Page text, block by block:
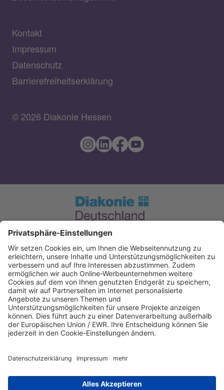
Kontakt
Impressum
Datenschutz
Barrierefreiheitserklärung
© 2026 Diakonie Hessen
Spendenkonto Diakonie Hessen
Evangelische Bank eG. Kassel
IBAN: DE12520604100004050606
IBAN kopieren